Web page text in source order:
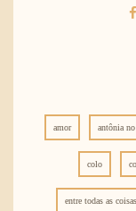
amor antônia
colo
entre todas as coisas